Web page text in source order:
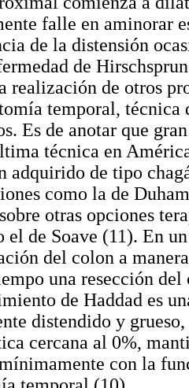
falle en aminorar
de la distensión
de
realización de otros
temporal, técnica
Es de anotar que
técnica en
adquirido de tipo
como la de
otras opciones
el de Soave (11). En
del colon a
una resección
de Haddad es
distendido y
cercana al 0%,
con la